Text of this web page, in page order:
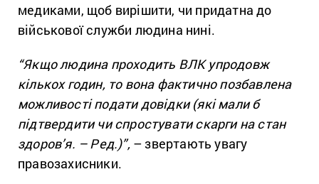
медиками, щоб вирішити, чи придатна до
військової служби людина нині.
“Якщо людина проходить ВЛК упродовж
кількох годин, то вона фактично позбавлена
можливості подати довідки (які мали б
підтвердити чи спростувати скарги на стан
здоров’я. – Ред.)”,– звертають увагу
правозахисники.